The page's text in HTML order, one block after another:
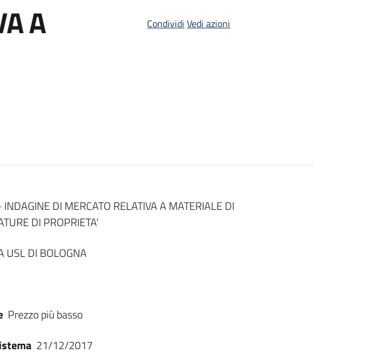
A
Condividi Vedi azioni
DI MERCATO RELATIVA A MATERIALE DI
DI PROPRIETA'
USL DI BOLOGNA
Prezzo più basso
21/12/2017